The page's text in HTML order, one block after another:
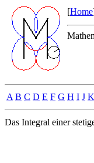
[Home
A B C D E F G H I J K
Das Integral einer